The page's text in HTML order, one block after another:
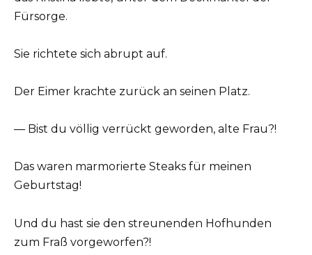
Fürsorge.
Sie richtete sich abrupt auf.
Der Eimer krachte zurück an seinen Platz.
— Bist du völlig verrückt geworden, alte Frau?!
Das waren marmorierte Steaks für meinen
Geburtstag!
Und du hast sie den streunenden Hofhunden
zum Fraß vorgeworfen?!